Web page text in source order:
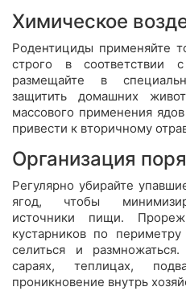
Химическое
Родентициды применяйте
строго в соответствии
размещайте в
защитить домашних
массового применения
привести к вторичному
Организация
Регулярно убирайте
ягод, чтобы
источники пищи.
кустарников по
селиться и
сараях, теплицах,
проникновение внутрь